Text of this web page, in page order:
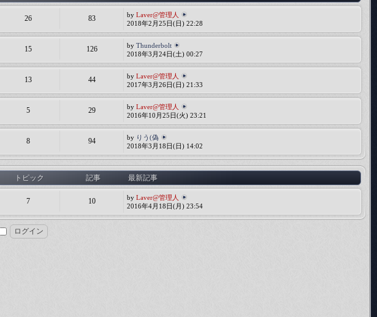
26 83 byLaver@管理人
2018年2月25日(日) 22:28
15 126 byThunderbolt
2018年3月24日(土) 00:27
13 44 byLaver@管理人
2017年3月26日(日) 21:33
5 29 byLaver@管理人
2016年10月25日(火) 23:21
8 94 by りう(偽
2018年3月18日(日) 14:02
トピック 記事 最新記事
7 10 byLaver@管理人
2016年4月18日(月) 23:54